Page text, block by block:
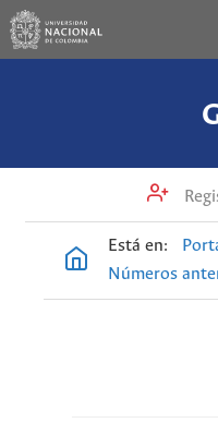
Está en:
Números